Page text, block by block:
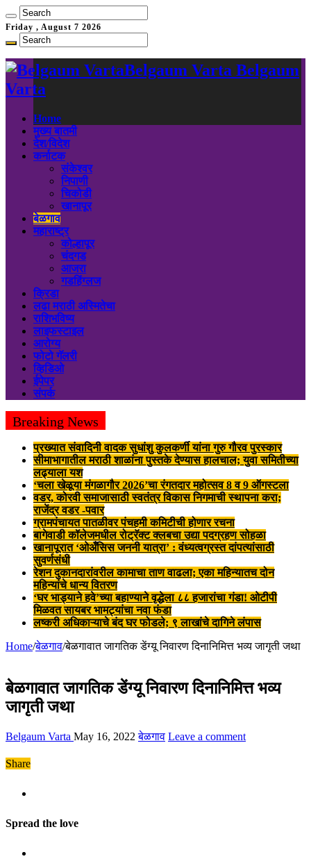
Friday , August 7 2026
Belgaum Varta Belgaum
Varta
Home
मुख्य बातमी
देश/विदेश
कर्नाटक
संकेश्वर
निपाणी
चिकोडी
खानापूर
बेळगाव
महाराष्ट्र
कोल्हापूर
चंदगड
आजरा
गडहिंग्लज
क्रिडा
लढा मराठी अस्मितेचा
राशिभविष्य
लाइफस्टाइल
आरोग्य
फोटो गॅलरी
व्हिडिओ
ईपेपर
संपर्क
Breaking News
प्रख्यात संवादिनी वादक सुधांशु कुलकर्णी यांना गुरु गौरव पुरस्कार
सीमाभागातील मराठी शाळांना पुस्तके देण्यास हालचाल; युवा समितीच्या
लढ्याला यश
‘चला खेळूया मंगळागौर 2026’चा रंगतदार महोत्सव 8 व 9 ऑगस्टला
वडर, कोरवी समाजासाठी स्वतंत्र विकास निगमाची स्थापना करा;
राजेंद्र वडर -पवार
ग्रामपंचायत पातळीवर पंचहमी कमिटीची होणार रचना
बागेवाडी कॉलेजमधील रोट्रॅक्ट क्लबचा उद्या पदग्रहण सोहळा
खानापूरात ‘ओअँसिस जननी यात्रा’ : वंध्यत्वग्रस्त दांपत्यांसाठी
सुवर्णसंधी
रेशन दुकानदारांवरील कामाचा ताण वाढला; एका महिन्यातच दोन
महिन्यांचे धान्य वितरण
‘घर भाड्याने हवे’च्या बहाण्याने वृद्धेला ८८ हजारांचा गंडा! ओटीपी
मिळवत सायबर भामट्यांचा नवा फंडा
लष्करी अधिकाऱ्याचे बंद घर फोडले; ९ लाखांचे दागिने लंपास
Home/बेळगाव/बेळगावात जागतिक डेंग्यू निवारण दिनानिमित्त भव्य जागृती जथा
बेळगावात जागतिक डेंग्यू निवारण दिनानिमित्त भव्य
जागृती जथा
Belgaum Varta May 16, 2022 बेळगाव Leave a comment
Share
Spread the love